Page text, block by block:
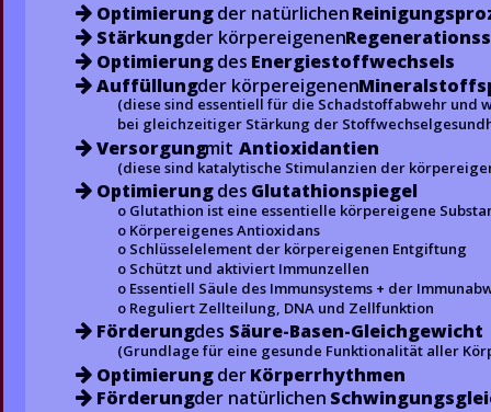
 Optimierung der natürlichen
 Stärkung der körpereigenen
 Optimierung des Energiestoffwechsels
 Auffüllung der körpereigenen
(diese sind essentiell für die Schadstoffabwehr
bei gleichzeitiger Stärkung der
 Versorgung mit Antioxidantien
(diese sind katalytische Stimulanzien der
 Optimierung des Glutathionspiegel
o Glutathion ist eine essentielle körpereigene
o Körpereigenes Antioxidans
o Schlüsselelement der körpereigenen Entgiftung
o Schützt und aktiviert Immunzellen
o Essentiell Säule des Immunsystems + der
o Reguliert Zellteilung, DNA und Zellfunktion
 Förderung des Säure-Basen-Gleichgewicht
(Grundlage für eine gesunde Funktionalität aller
 Optimierung der Körperrhythmen
 Förderung der natürlichen